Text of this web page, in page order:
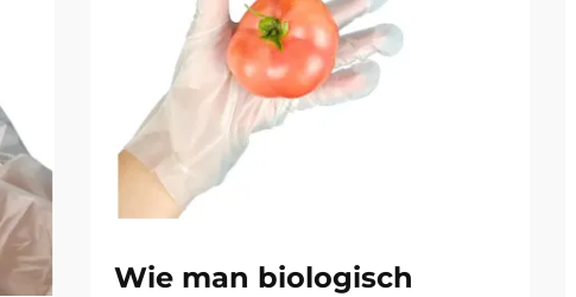
Wie man biologisch